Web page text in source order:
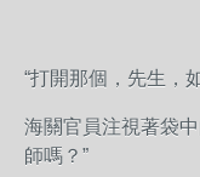
“打開那個，先生，
海關官員注視著袋
師嗎？”